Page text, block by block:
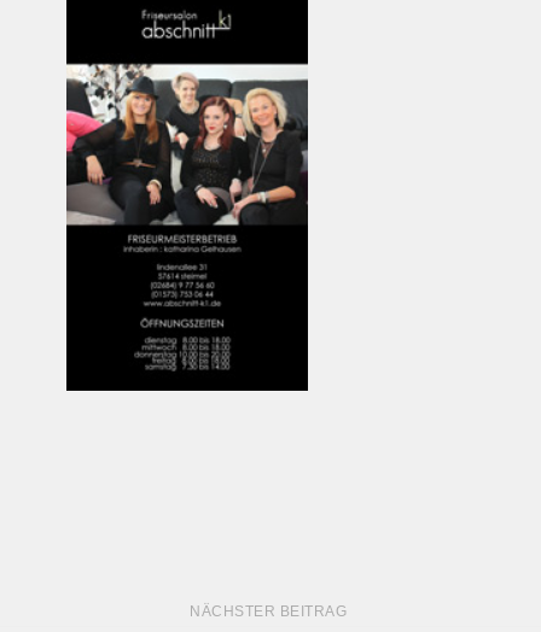
NÄCHSTER BEITRAG